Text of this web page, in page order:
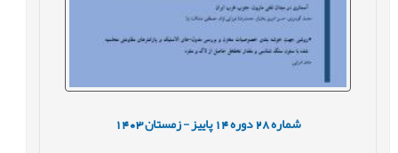
شماره28 دوره14 پاییز - زمستان1403